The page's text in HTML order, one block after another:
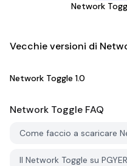
Network
Vecchie versioni di
Network Toggle 1.0
Network Toggle FAQ
Il Network Toggle su